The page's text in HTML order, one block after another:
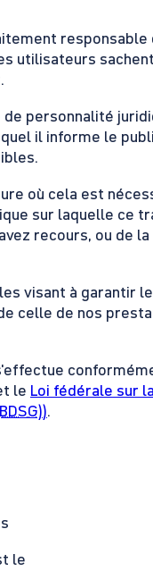
responsable
utilisateurs
personnalité
il informe le
où cela est
sur laquelle ce
recours, ou de
visant à garantir
celle de nos
le Loi fédérale sur
).
le